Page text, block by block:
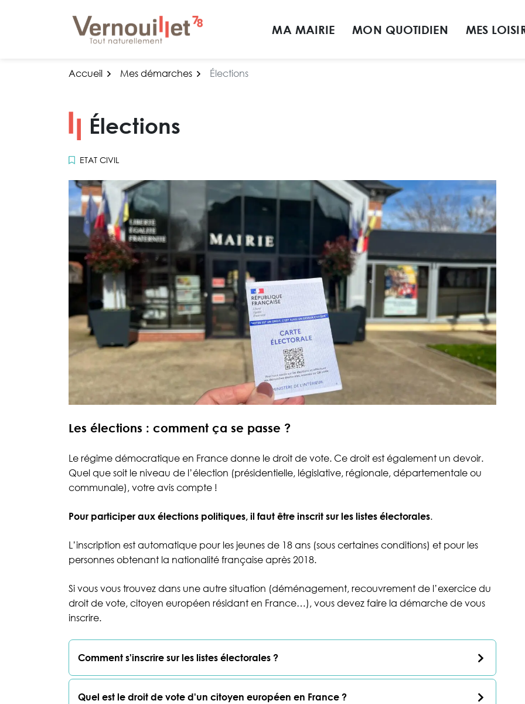
MA MAIRIE MON QUOTIDIEN MES
Accueil Mes démarches Élections
Élections
ETAT CIVIL
Les élections : comment ça se passe ?
Le régime démocratique en France donne le droit de vote. Ce droit est également un devoir.
Quel que soit le niveau de l’élection (présidentielle, législative, régionale, départementale ou
communale), votre avis compte !
Pour participer aux élections politiques, il faut être inscrit sur les listes électorales.
L’inscription est automatique pour les jeunes de 18 ans (sous certaines conditions) et pour les
personnes obtenant la nationalité française après 2018.
Si vous vous trouvez dans une autre situation (déménagement, recouvrement de l’exercice du
droit de vote, citoyen européen résidant en France…), vous devez faire la démarche de vous
inscrire.
Comment s'inscrire sur les listes électorales ?
Quel est le droit de vote d'un citoyen européen en France ?